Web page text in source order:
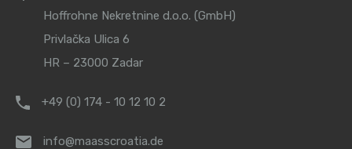
Hoffrohne Nekretnine d.o.o. (GmbH)
Privlačka Ulica 6
HR – 23000 Zadar
+49 (0) 174 - 10 12 10 2
info@maasscroatia.de